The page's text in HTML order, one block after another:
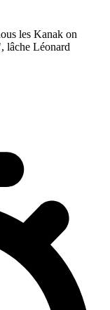
les Kanak on
lâche Léonard